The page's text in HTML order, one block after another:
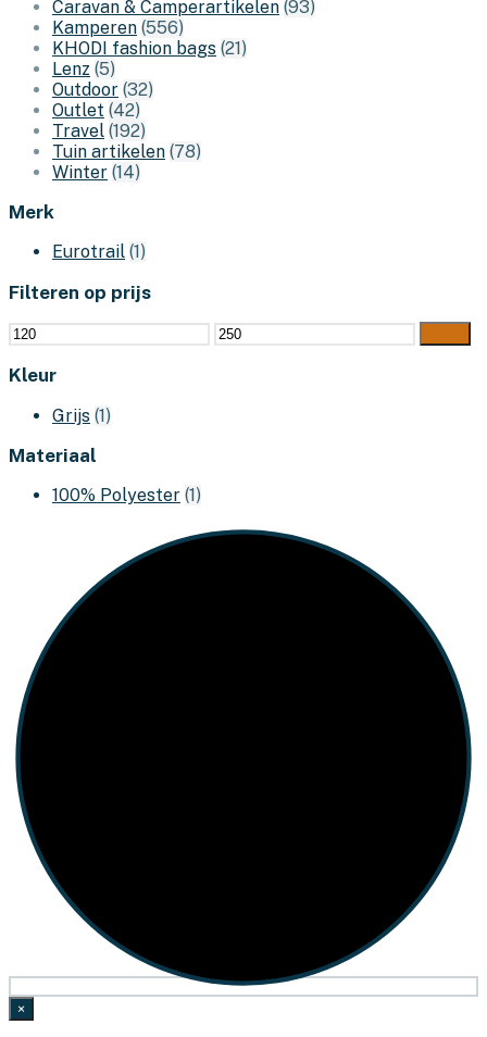
Caravan & Camperartikelen (93)
Kamperen (556)
KHODI fashion bags (21)
Lenz (5)
Outdoor (32)
Outlet (42)
Travel (192)
Tuin artikelen (78)
Winter (14)
Merk
Eurotrail (1)
Filteren op prijs
Min.
prijs
Max.
prijs
Kleur
Grijs (1)
Materiaal
100% Polyester (1)
×